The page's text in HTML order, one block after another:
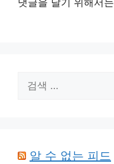
색:
알 수 없는 피드